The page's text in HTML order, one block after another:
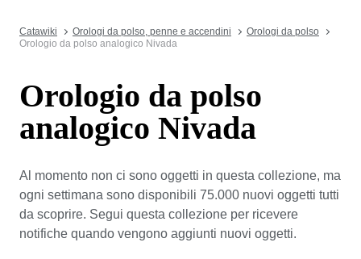
Catawiki Orologi da polso, penne e accendini
Orologi da polso
Orologio da polso analogico Nivada
Orologio da polso
analogico Nivada
Al momento non ci sono oggetti in questa collezione, ma
ogni settimana sono disponibili 75.000 nuovi oggetti tutti
da scoprire. Segui questa collezione per ricevere
notifiche quando vengono aggiunti nuovi oggetti.